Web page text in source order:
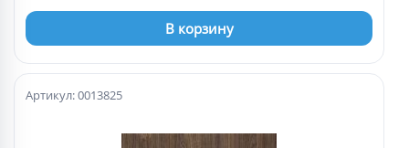
В корзину
Артикул: 0013825